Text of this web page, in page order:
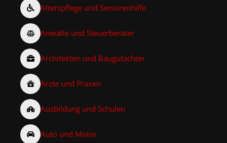
Alterspflege und Seniorenhilfe
Anwälte und Steuerberater
Architekten und Baugutachter
Ärzte und Praxen
Ausbildung und Schulen
Auto und Motor